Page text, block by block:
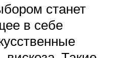
станет
в себе